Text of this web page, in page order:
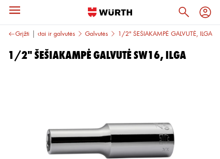
Grįžti
įrankiai Raktai ir galvutės Galvutės 1/2" ŠEŠIAKAMPĖ GALVUTĖ, ILGA
1/2" ŠEŠIAKAMPĖ GALVUTĖ SW16, ILGA